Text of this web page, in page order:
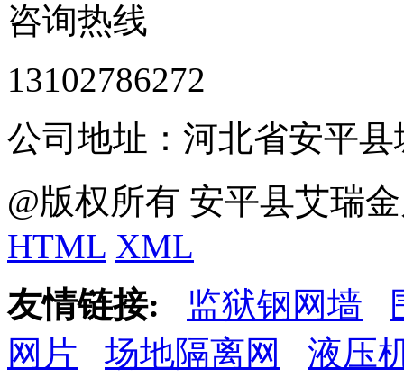
咨询热线
13102786272
公司地址：河北省安平
@版权所有 安平县艾瑞
HTML XML
友情链接:
监狱钢网墙
网片
场地隔离网
液压